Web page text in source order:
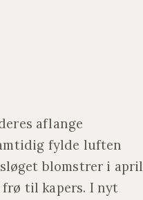
aflange
fylde luften
blomstrer i april
frø til kapers. I nyt